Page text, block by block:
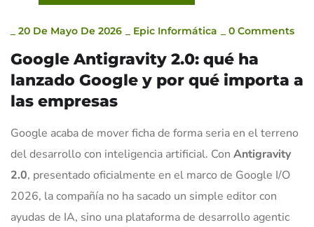
20 De Mayo De 2026 Epic Informática 0 Comments
Google Antigravity 2.0: qué ha
lanzado Google y por qué importa a
las empresas
Google acaba de mover ficha de forma seria en el terreno
del desarrollo con inteligencia artificial. Con Antigravity
2.0, presentado oficialmente en el marco de Google I/O
2026, la compañía no ha sacado un simple editor con
ayudas de IA, sino una plataforma de desarrollo agentic